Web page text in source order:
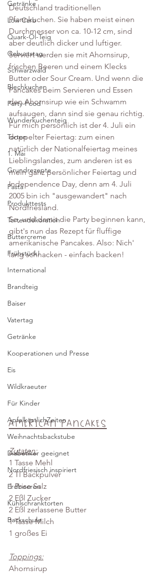
Getränke
Low Carb
Quark-Öl-Teig
Geburtstag
Schwarzwald
Blechkuchen
Party-Food
Wunderkuchenteig
Torten
1. Mai
Grundrezepte
Pasta
Produkttests
Tortendekoration
Buttercreme
Frühstück!
International
Brandteig
Baiser
Vatertag
Getränke
Kooperationen und Presse
Eis
Wildkraeuter
Für Kinder
ApfelköstlichZeiten
Weihnachtsbackstube
Diabetiker geeignet
Nordfriesisch inspiriert
Erdbeeren
Kühlschranktorten
Backschule
Deutschland traditionellen
Pfannkuchen. Sie haben meist einen
Durchmesser von ca. 10-12 cm, sind
aber deutlich dicker und luftiger.
Serviert werden sie mit Ahornsirup,
frischen Beeren und einem Klecks
Butter oder Sour Cream. Und wenn die
Pancakes beim Servieren und Essen
den Ahornsirup wie ein Schwamm
aufsaugen, dann sind sie genau richtig.
Für mich persönlich ist der 4. Juli ein
doppelter Feiertag: zum einen
natürlich der Nationalfeiertag meines
Lieblingslandes, zum anderen ist es
mein ganz persönlicher Feiertag und
Independence Day, denn am 4. Juli
2005 bin ich "ausgewandert" nach
Nordfriesland.
So, und damit die Party beginnen kann,
gibt's nun das Rezept für fluffige
amerikanische Pancakes. Also: Nich'
lang schnacken - einfach backen!
American Pancakes
Zutaten:
1 Tasse Mehl
2 Tl Backpulver
1 Prise Salz
2 Eßl Zucker
2 Eßl zerlassene Butter
1 Tasse Milch
1 großes Ei
Toppings:
Ahornsirup